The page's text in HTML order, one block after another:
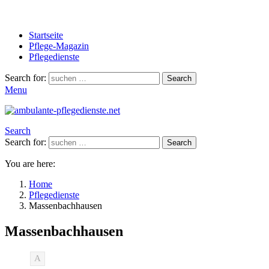
Startseite
Pflege-Magazin
Pflegedienste
Search for: Search
Menu
Search
Search for:
Search
You are here:
Home
Pflegedienste
Massenbachhausen
Massenbachhausen
A